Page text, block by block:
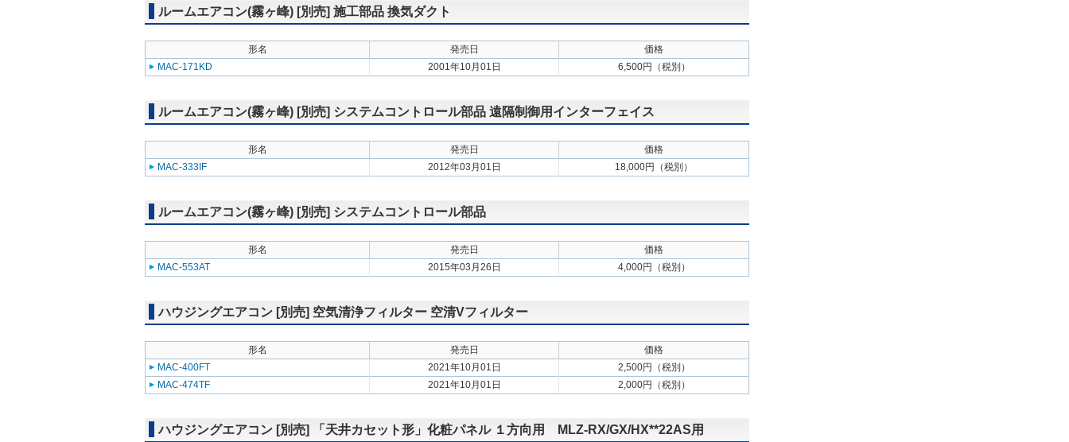
ルームエアコン(霧ヶ峰) [別売] 施工部品 換気ダクト
形名 発売日
価格
MAC-171KD
2001年10月01日 6,500円（税別）
ルームエアコン(霧ヶ峰) [別売] システムコントロール部品 遠隔制御用インターフェイス
形名 発売日
価格
MAC-333IF
2012年03月01日 18,000円（税別）
ルームエアコン(霧ヶ峰) [別売] システムコントロール部品
形名 発売日
価格
MAC-553AT
2015年03月26日 4,000円（税別）
ハウジングエアコン [別売] 空気清浄フィルター 空清Vフィルター
形名 発売日
価格
MAC-400FT
2021年10月01日
2,500円（税別）
MAC-474TF
2021年10月01日 2,000円（税別）
ハウジングエアコン [別売] 「天井カセット形」化粧パネル １方向用 MLZ-RX/GX/HX**22AS用